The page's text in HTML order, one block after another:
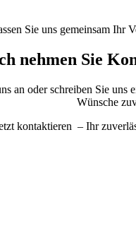
Sie uns gemeinsam Ihr
nehmen Sie
an oder schreiben Sie
Wünsche
kontaktieren – Ihr